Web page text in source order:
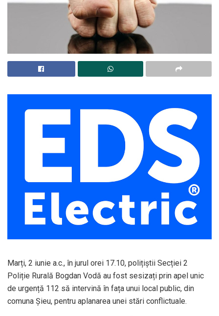
Marți, 2 iunie a.c., în jurul orei 17.10, polițiștii Secției 2
Poliție Rurală Bogdan Vodă au fost sesizați prin apel unic
de urgență 112 să intervină în fața unui local public, din
comuna Șieu, pentru aplanarea unei stări conflictuale.